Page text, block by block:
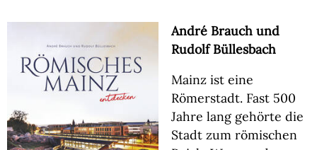
André Brauch und
Rudolf Büllesbach
Mainz ist eine
Römerstadt. Fast 500
Jahre lang gehörte die
Stadt zum römischen